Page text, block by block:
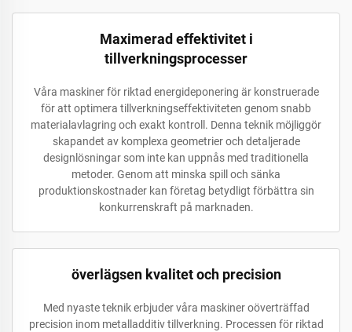
Maximerad effektivitet i
tillverkningsprocesser
Våra maskiner för riktad energideponering är konstruerade
för att optimera tillverkningseffektiviteten genom snabb
materialavlagring och exakt kontroll. Denna teknik möjliggör
skapandet av komplexa geometrier och detaljerade
designlösningar som inte kan uppnås med traditionella
metoder. Genom att minska spill och sänka
produktionskostnader kan företag betydligt förbättra sin
konkurrenskraft på marknaden.
överlägsen kvalitet och precision
Med nyaste teknik erbjuder våra maskiner oöverträffad
precision inom metalladditiv tillverkning. Processen för riktad